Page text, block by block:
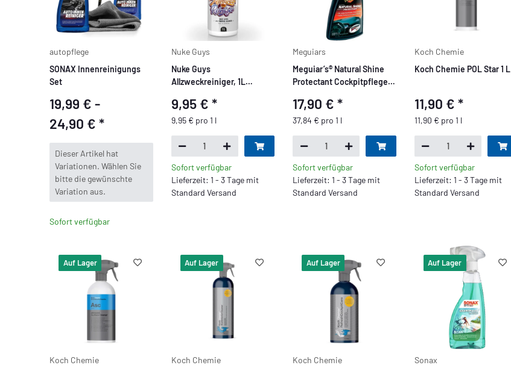
autopflege
SONAX Innenreinigungs
Set
19,99 € -
24,90 €*
x
Dieser Artikel hat
Variationen. Wählen Sie
bitte die gewünschte
Variation aus.
Sofort verfügbar
Nuke Guys
Nuke Guys
Allzweckreiniger, 1L
9,95 € *
9,95 € pro 1 l
Sofort verfügbar
Lieferzeit: 1 - 3 Tage mit
Standard Versand
Meguiars
Meguiar’s® Natural Shine
Protectant Cockpitpflege
17,90 €*
37,84 € pro 1 l
Sofort verfügbar
Lieferzeit: 1 - 3 Tage mit
Standard Versand
Koch Chemie
Koch Chemie POL Star 1 L
11,90 € *
11,90 € pro 1 l
Sofort verfügbar
Lieferzeit: 1 - 3 Tage mit
Standard Versand
Auf Lager
Koch Chemie
Auf Lager
Koch Chemie
Auf Lager
Koch Chemie
Auf Lager
Sonax